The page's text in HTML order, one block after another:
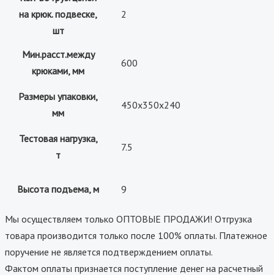
на крюк. подвеске,
шт
2
Мин.расст.между
крюками, мм
600
Размеры упаковки,
мм
450x350x240
Тестовая нагрузка,
т
7.5
Высота подъема, м 9
Мы осуществляем только ОПТОВЫЕ ПРОДАЖИ! Отгрузка
товара производится только после 100% оплаты. Платежное
поручение не является подтверждением оплаты.
Фактом оплаты признается поступление денег на расчетный